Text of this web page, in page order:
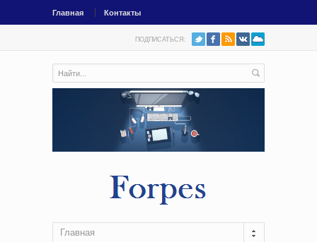
Главная Контакты
ПОДПИСАТЬСЯ:
Главная